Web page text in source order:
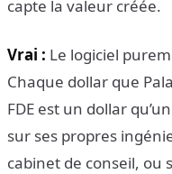
capte la valeur créée.
Vrai : Le logiciel
Chaque dollar que
FDE est un dollar
sur ses propres
cabinet de conseil, ou